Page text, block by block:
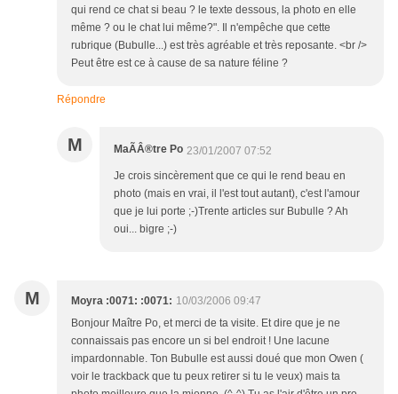
qui rend ce chat si beau ? le texte dessous, la photo en elle
même ? ou le chat lui même?". Il n'empêche que cette
rubrique (Bubulle...) est très agréable et très reposante. <br />
Peut être est ce à cause de sa nature féline ?
Répondre
M MaÃÂ®tre Po 23/01/2007 07:52
Je crois sincèrement que ce qui le rend beau en
photo (mais en vrai, il l'est tout autant), c'est l'amour
que je lui porte ;-)Trente articles sur Bubulle ? Ah
oui... bigre ;-)
M Moyra :0071: :0071: 10/03/2006 09:47
Bonjour Maître Po, et merci de ta visite. Et dire que je ne
connaissais pas encore un si bel endroit ! Une lacune
impardonnable. Ton Bubulle est aussi doué que mon Owen (
voir le trackback que tu peux retirer si tu le veux) mais ta